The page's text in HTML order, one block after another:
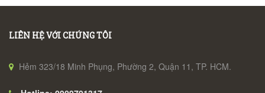
LIÊN HỆ VỚI CHÚNG TÔI
Hẻm 323/18 Minh Phụng, Phường 2, Quận 11, TP. HCM.